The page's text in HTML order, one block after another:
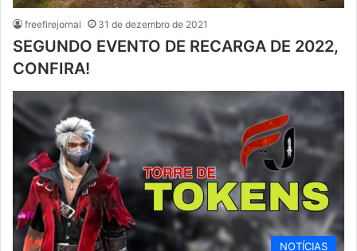
freefirejornal 31 de dezembro de 2021
SEGUNDO EVENTO DE RECARGA DE 2022,
CONFIRA!
NOTÍCIAS